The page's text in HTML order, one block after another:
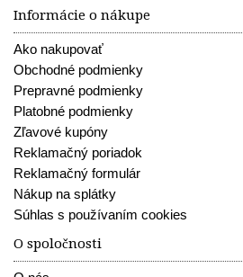
Informácie o nákupe
Ako nakupovať
Obchodné podmienky
Prepravné podmienky
Platobné podmienky
Zľavové kupóny
Reklamačný poriadok
Reklamačný formulár
Nákup na splátky
Súhlas s používaním cookies
O spoločnosti